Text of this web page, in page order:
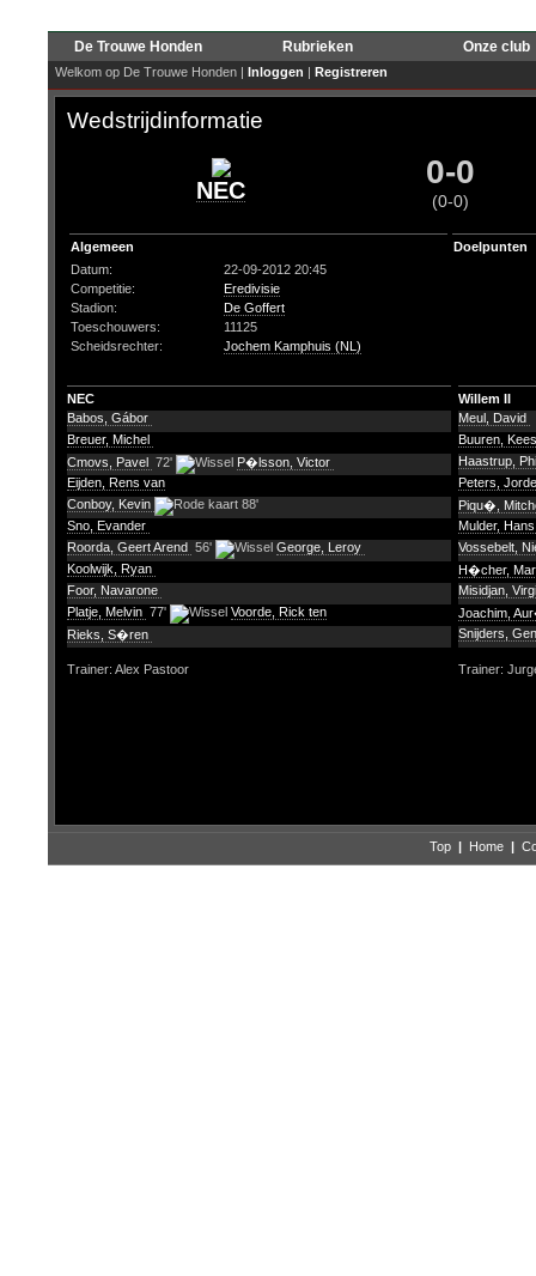
De Trouwe Honden Rubrieken Onze club
Welkom op De Trouwe Honden | Inloggen | Registreren
Wedstrijdinformatie
NEC 0-0
(0-0)
Algemeen
Datum:
22-09-2012 20:45
Competitie:
Eredivisie
Stadion:
De Goffert
Toeschouwers:
11125
Scheidsrechter:
Jochem Kamphuis (NL)
Doelpunten
NEC
Willem II
Babos, Gábor
Breuer, Michel
Cmovs, Pavel 72'
P�lsson, Victor
Eijden, Rens van
Conboy, Kevin
88'
Sno, Evander
Roorda, Geert Arend 56'
George, Leroy
Koolwijk, Ryan
Foor, Navarone
Platje, Melvin 77'
Voorde, Rick ten
Rieks, S�ren
Meul, David
Buuren,
Haastrup,
Peters,
Piqu�,
Mulder,
Vossebelt,
H�cher,
Misidjan,
Joachim,
Snijders,
Trainer: Alex Pastoor Trainer:
Top | Home |